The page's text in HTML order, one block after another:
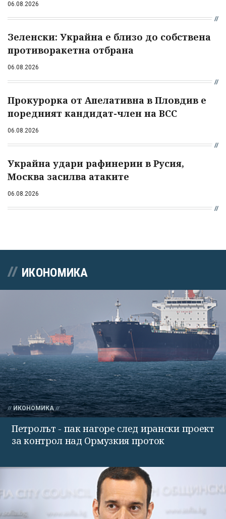
06.08.2026
Зеленски: Украйна е близо до собствена
противоракетна отбрана
06.08.2026
Прокурорка от Апелативна в Пловдив е
поредният кандидат-член на ВСС
06.08.2026
Украйна удари рафинерии в Русия,
Москва засилва атаките
06.08.2026
ИКОНОМИКА
ИКОНОМИКА
Петролът - пак нагоре след ирански проект
за контрол над Ормузкия проток